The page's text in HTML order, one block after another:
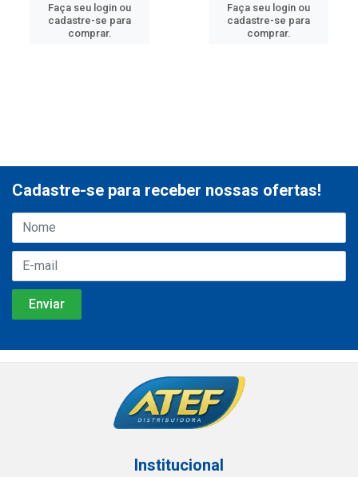
Faça seu login ou
cadastre-se para
comprar.
Faça seu login ou
cadastre-se para
comprar.
Cadastre-se para receber nossas ofertas!
Institucional